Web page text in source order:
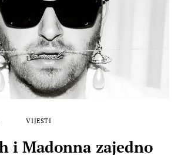
GLAZBA
BOX
VIJESTI
i Madonna zajedno